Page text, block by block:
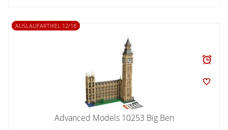
AUSLAUFARTIKEL 12/18
Advanced Models 10253 Big Ben